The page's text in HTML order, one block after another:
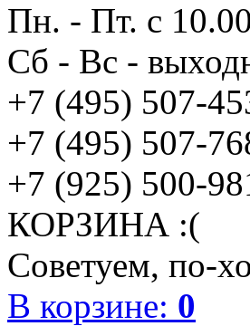
Пн. - Пт. с
Сб - Вс -
+7 (495) 507-
+7 (495) 507-
+7 (925) 500-
КОРЗИНА :(
Советуем, по-
В корзине: 0